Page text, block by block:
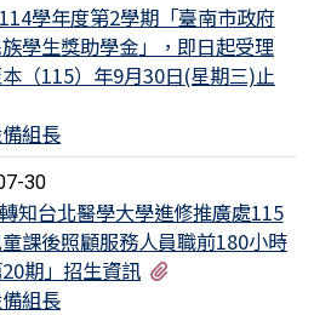
114學年度第2學期「臺南市政府
學生獎助學金」，即日起受理
（115）年9月30日(星期三)止
組長
30
轉知台北醫學大學進修推廣處115
課後照顧服務人員職前180小時
期」招生資訊
組長